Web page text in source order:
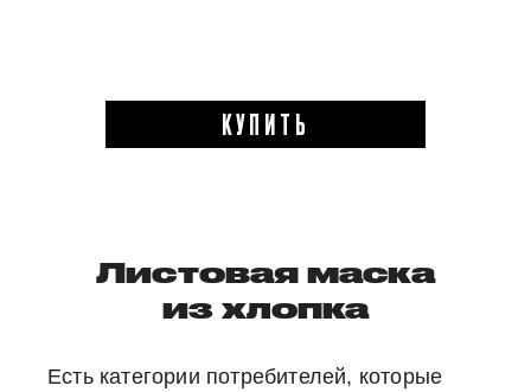
КУПИТЬ
Листовая маска
из хлопка
Есть категории потребителей, которые